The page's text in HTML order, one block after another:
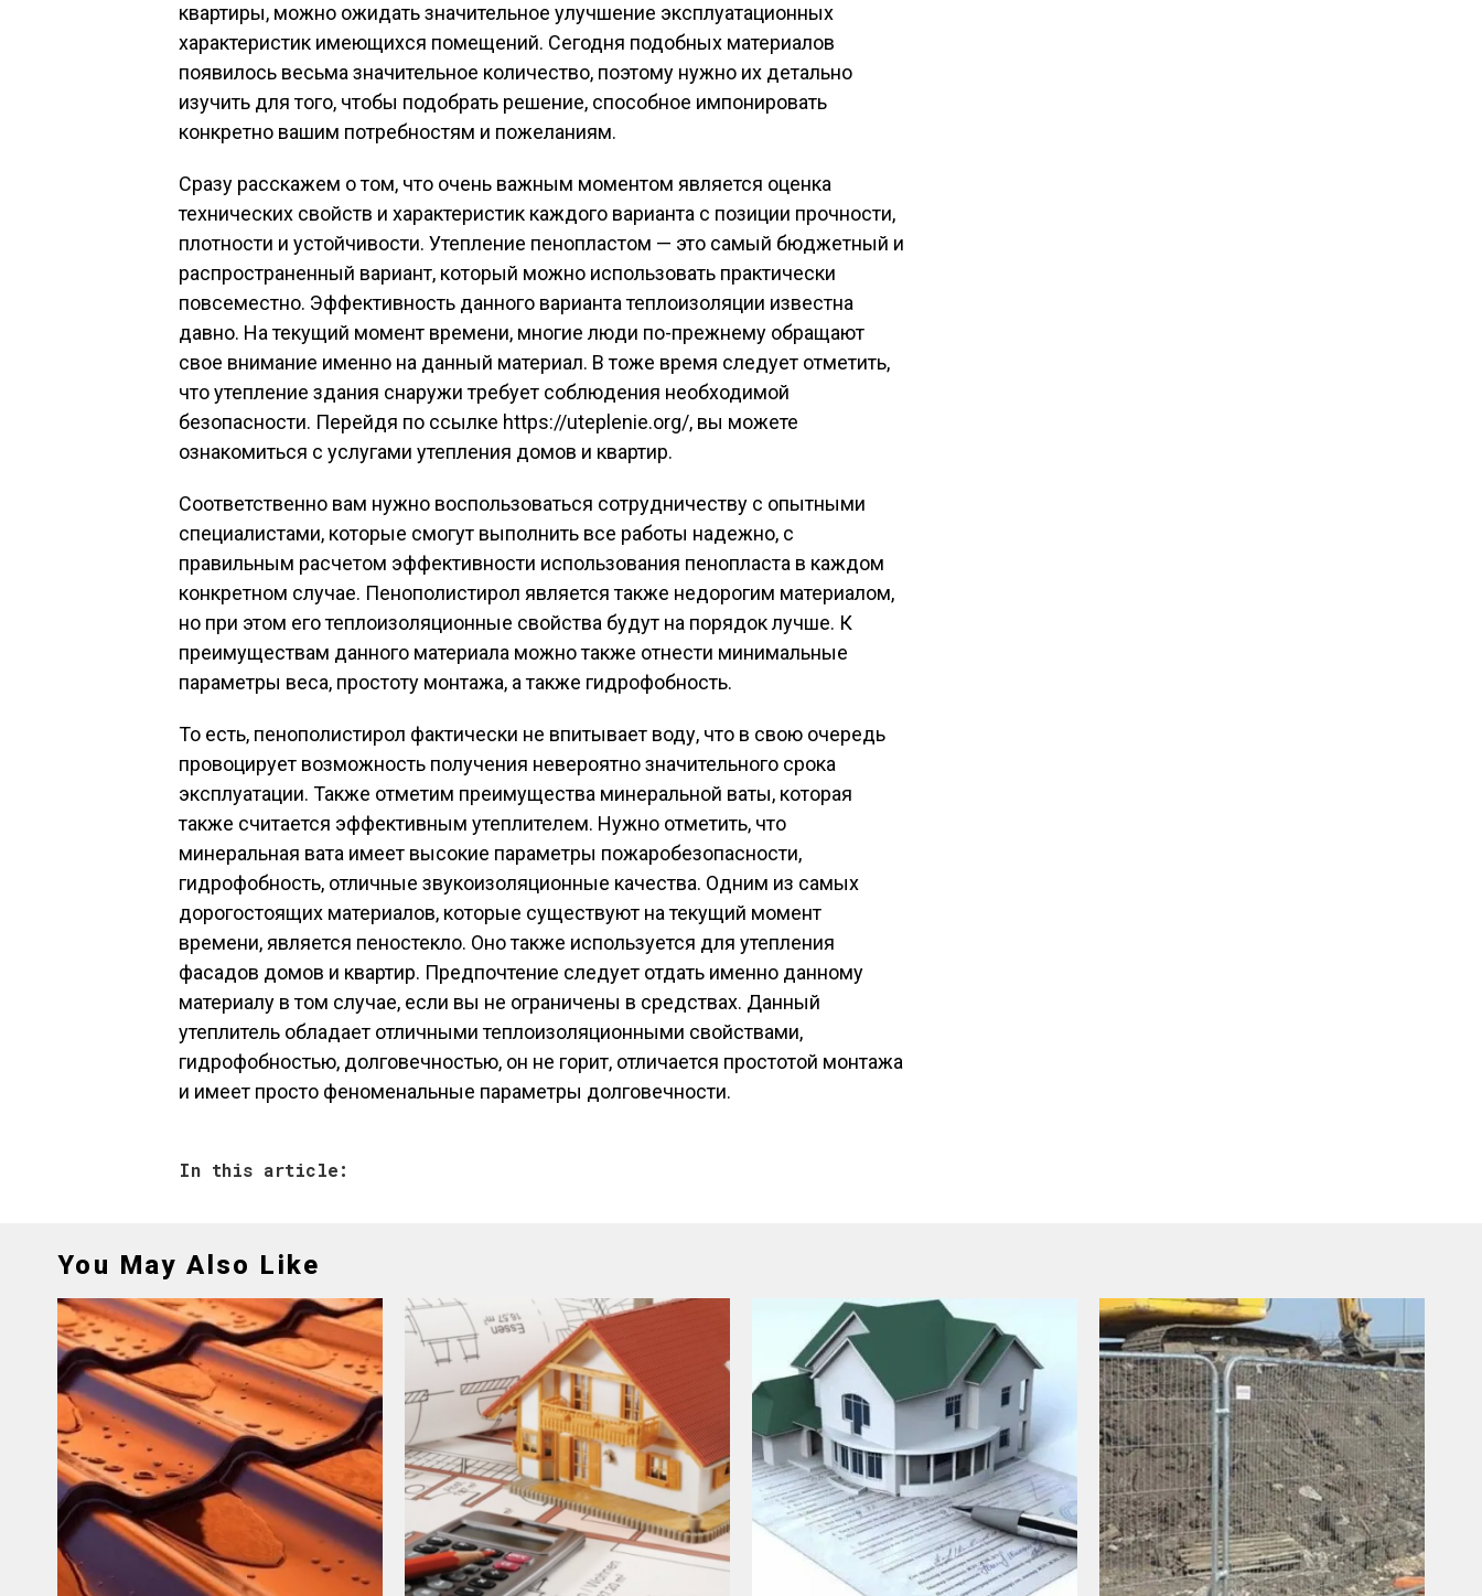
квартиры, можно ожидать значительное улучшение эксплуатационных
характеристик имеющихся помещений. Сегодня подобных материалов
появилось весьма значительное количество, поэтому нужно их детально
изучить для того, чтобы подобрать решение, способное импонировать
конкретно вашим потребностям и пожеланиям.
Сразу расскажем о том, что очень важным моментом является оценка
технических свойств и характеристик каждого варианта с позиции прочности,
плотности и устойчивости. Утепление пенопластом — это самый бюджетный и
распространенный вариант, который можно использовать практически
повсеместно. Эффективность данного варианта теплоизоляции известна
давно. На текущий момент времени, многие люди по-прежнему обращают
свое внимание именно на данный материал. В тоже время следует отметить,
что утепление здания снаружи требует соблюдения необходимой
безопасности. Перейдя по ссылке https://uteplenie.org/, вы можете
ознакомиться с услугами утепления домов и квартир.
Соответственно вам нужно воспользоваться сотрудничеству с опытными
специалистами, которые смогут выполнить все работы надежно, с
правильным расчетом эффективности использования пенопласта в каждом
конкретном случае. Пенополистирол является также недорогим материалом,
но при этом его теплоизоляционные свойства будут на порядок лучше. К
преимуществам данного материала можно также отнести минимальные
параметры веса, простоту монтажа, а также гидрофобность.
То есть, пенополистирол фактически не впитывает воду, что в свою очередь
провоцирует возможность получения невероятно значительного срока
эксплуатации. Также отметим преимущества минеральной ваты, которая
также считается эффективным утеплителем. Нужно отметить, что
минеральная вата имеет высокие параметры пожаробезопасности,
гидрофобность, отличные звукоизоляционные качества. Одним из самых
дорогостоящих материалов, которые существуют на текущий момент
времени, является пеностекло. Оно также используется для утепления
фасадов домов и квартир. Предпочтение следует отдать именно данному
материалу в том случае, если вы не ограничены в средствах. Данный
утеплитель обладает отличными теплоизоляционными свойствами,
гидрофобностью, долговечностью, он не горит, отличается простотой монтажа
и имеет просто феноменальные параметры долговечности.
In this article:
You May Also Like